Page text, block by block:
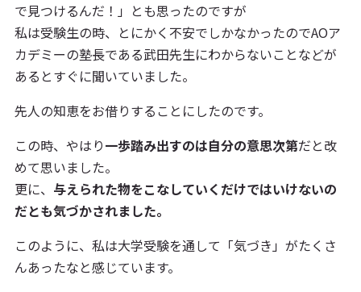
で見つけるんだ！」とも思ったのですが
私は受験生の時、とにかく不安でしかなかったのでAOア
カデミーの塾長である武田先生にわからないことなどが
あるとすぐに聞いていました。
先人の知恵をお借りすることにしたのです。
この時、やはり一歩踏み出すのは自分の意思次第だと改
めて思いました。
更に、 与えられた物をこなしていくだけではいけないの
だとも気づかされました。
このように、私は大学受験を通して「気づき」がたくさ
んあったなと感じています。